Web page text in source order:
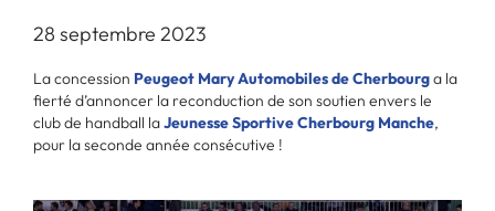
28 septembre 2023
La concession Peugeot Mary Automobiles de Cherbourga la
fierté d’annoncer la reconduction de son soutien envers le
club de handball laJeunesse Sportive Cherbourg Manche,
pour la seconde année consécutive !